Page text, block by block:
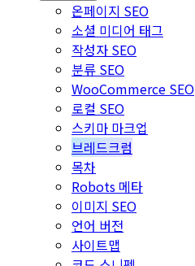
온페이지 SEO
소셜 미디어 태그
작성자 SEO
분류 SEO
WooCommerce SEO
로컬 SEO
스키마 마크업
브레드크럼
목차
Robots 메타
이미지 SEO
언어 버전
사이트맵